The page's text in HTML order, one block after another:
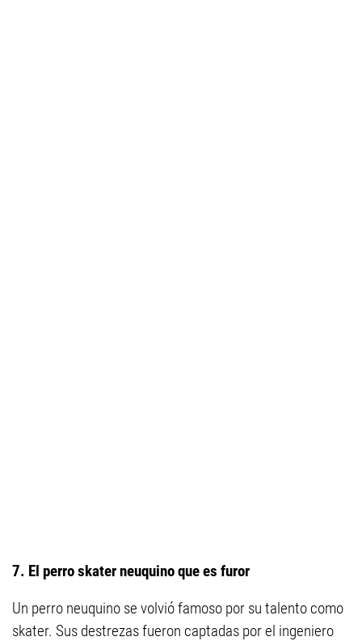
7. El perro skater neuquino que es furor
Un perro neuquino se volvió famoso por su talento como
skater. Sus destrezas fueron captadas por el ingeniero